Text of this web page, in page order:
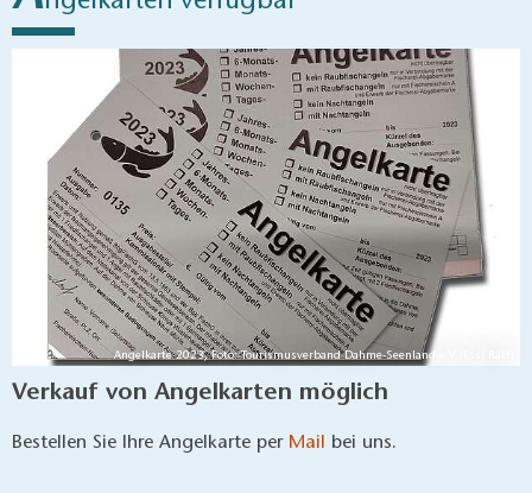
Gräbendorf, Dahme-Seenland
Dahme Bindower Fließ (Angelgewässer)
Bindow, Dahme-Seenland